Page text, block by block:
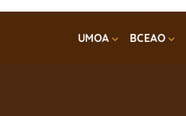
UMOA BCEAO